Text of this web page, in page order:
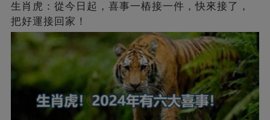
生肖虎：從今日起，喜事一樁接一件，快來接了，
把好運接回家！